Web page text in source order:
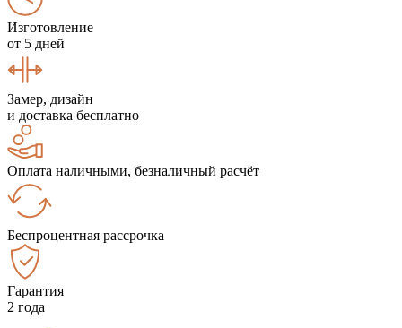
Изготовление
от 5 дней
Замер, дизайн
и доставка бесплатно
Оплата наличными, безналичный расчёт
Беспроцентная рассрочка
Гарантия
2 года